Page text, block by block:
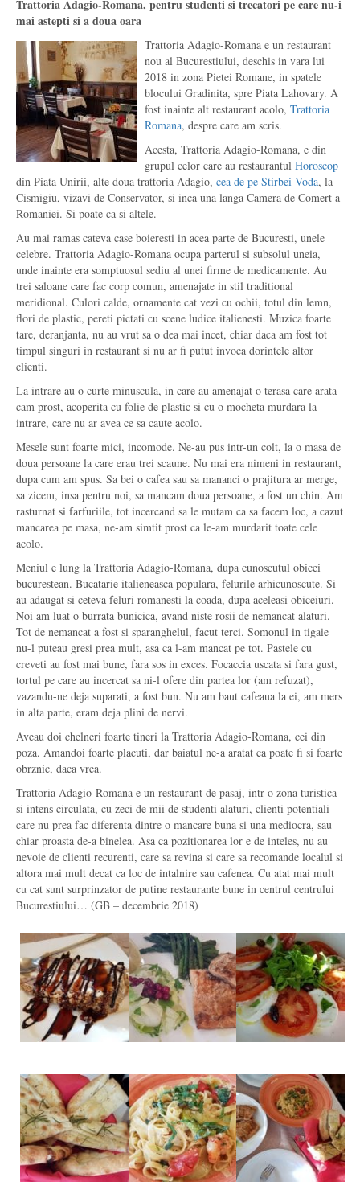
Trattoria Adagio-Romana, pentru studenti si trecatori pe care nu-i
mai astepti si a doua oara
Trattoria Adagio-Romana e un restaurant
nou al Bucurestiului, deschis in vara lui
2018 in zona Pietei Romane, in spatele
blocului Gradinita, spre Piata Lahovary. A
fost inainte alt restaurant acolo, Trattoria
Romana, despre care am scris.
Acesta, Trattoria Adagio-Romana, e din
grupul celor care au restaurantul Horoscop
din Piata Unirii, alte doua trattoria Adagio, cea de pe Stirbei Voda, la
Cismigiu, vizavi de Conservator, si inca una langa Camera de Comert a
Romaniei. Si poate ca si altele.
Au mai ramas cateva case boieresti in acea parte de Bucuresti, unele
celebre. Trattoria Adagio-Romana ocupa parterul si subsolul uneia,
unde inainte era somptuosul sediu al unei firme de medicamente. Au
trei saloane care fac corp comun, amenajate in stil traditional
meridional. Culori calde, ornamente cat vezi cu ochii, totul din lemn,
flori de plastic, pereti pictati cu scene ludice italienesti. Muzica foarte
tare, deranjanta, nu au vrut sa o dea mai incet, chiar daca am fost tot
timpul singuri in restaurant si nu ar fi putut invoca dorintele altor
clienti.
La intrare au o curte minuscula, in care au amenajat o terasa care arata
cam prost, acoperita cu folie de plastic si cu o mocheta murdara la
intrare, care nu ar avea ce sa caute acolo.
Mesele sunt foarte mici, incomode. Ne-au pus intr-un colt, la o masa de
doua persoane la care erau trei scaune. Nu mai era nimeni in restaurant,
dupa cum am spus. Sa bei o cafea sau sa mananci o prajitura ar merge,
sa zicem, insa pentru noi, sa mancam doua persoane, a fost un chin. Am
rasturnat si farfuriile, tot incercand sa le mutam ca sa facem loc, a cazut
mancarea pe masa, ne-am simtit prost ca le-am murdarit toate cele
acolo.
Meniul e lung la Trattoria Adagio-Romana, dupa cunoscutul obicei
bucurestean. Bucatarie italieneasca populara, felurile arhicunoscute. Si
au adaugat si ceteva feluri romanesti la coada, dupa aceleasi obiceiuri.
Noi am luat o burrata bunicica, avand niste rosii de nemancat alaturi.
Tot de nemancat a fost si sparanghelul, facut terci. Somonul in tigaie
nu-l puteau gresi prea mult, asa ca l-am mancat pe tot. Pastele cu
creveti au fost mai bune, fara sos in exces. Focaccia uscata si fara gust,
tortul pe care au incercat sa ni-l ofere din partea lor (am refuzat),
vazandu-ne deja suparati, a fost bun. Nu am baut cafeaua la ei, am mers
in alta parte, eram deja plini de nervi.
Aveau doi chelneri foarte tineri la Trattoria Adagio-Romana, cei din
poza. Amandoi foarte placuti, dar baiatul ne-a aratat ca poate fi si foarte
obrznic, daca vrea.
Trattoria Adagio-Romana e un restaurant de pasaj, intr-o zona turistica
si intens circulata, cu zeci de mii de studenti alaturi, clienti potentiali
care nu prea fac diferenta dintre o mancare buna si una mediocra, sau
chiar proasta de-a binelea. Asa ca pozitionarea lor e de inteles, nu au
nevoie de clienti recurenti, care sa revina si care sa recomande localul si
altora mai mult decat ca loc de intalnire sau cafenea. Cu atat mai mult
cu cat sunt surprinzator de putine restaurante bune in centrul centrului
Bucurestiului… (GB – decembrie 2018)